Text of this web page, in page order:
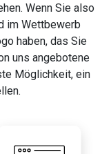
Wenn Sie also
im Wettbewerb
haben, das Sie
uns angebotene
Möglichkeit, ein